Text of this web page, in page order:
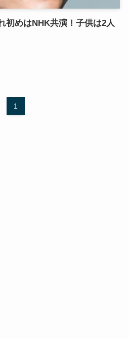
初めはNHK共演！子供は2人
1